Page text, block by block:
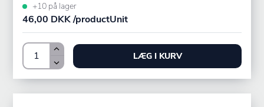
+10 på lager
46,00 DKK /productUnit
LÆG I KURV